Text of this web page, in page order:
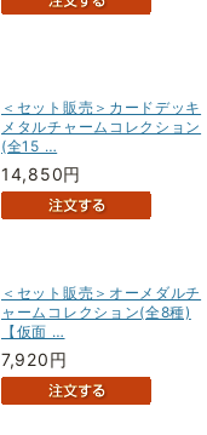
＜セット販売＞カードデッキ
メタルチャームコレクション
(全15 …
14,850円
＜セット販売＞オーメダルチ
ャームコレクション(全8種)
【仮面 …
7,920円